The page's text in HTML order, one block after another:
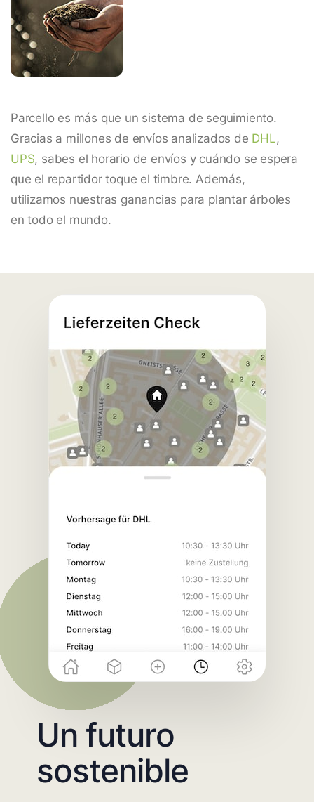
Parcello es más que un sistema de seguimiento.
Gracias a millones de envíos analizados de DHL,
UPS, sabes el horario de envíos y cuándo se espera
que el repartidor toque el timbre. Además,
utilizamos nuestras ganancias para plantar árboles
en todo el mundo.
Un futuro
sostenible